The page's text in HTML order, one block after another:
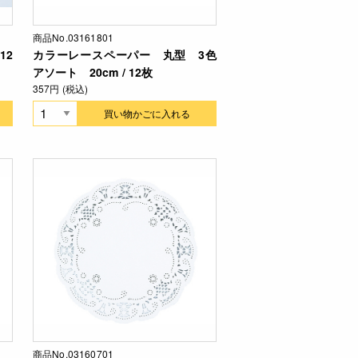
商品No.03161801
カラーレースペーパー 丸型 3色
アソート 20cm / 12枚
357円 (税込)
買い物かごに入れる
商品No.03160701